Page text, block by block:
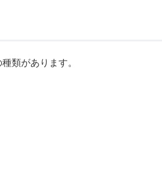
類があります。